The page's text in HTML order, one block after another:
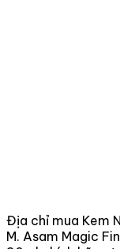
Địa chỉ mua Kem
M. Asam Magic